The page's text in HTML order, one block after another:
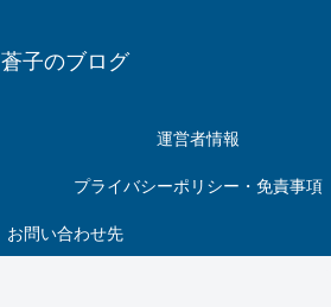
蒼子のブログ
運営者情報
プライバシーポリシー・免責事項
お問い合わせ先